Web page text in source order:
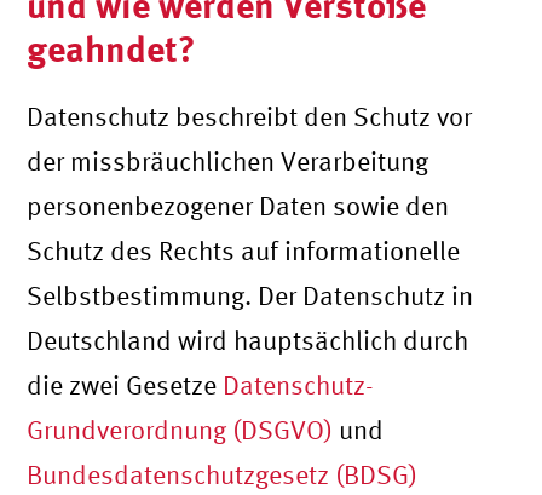
geahndet?
Datenschutz beschreibt den Schutz vor
der missbräuchlichen Verarbeitung
personenbezogener Daten sowie den
Schutz des Rechts auf informationelle
Selbstbestimmung. Der Datenschutz in
Deutschland wird hauptsächlich durch
die zwei Gesetze Datenschutz-
Grundverordnung (DSGVO) und
Bundesdatenschutzgesetz (BDSG)